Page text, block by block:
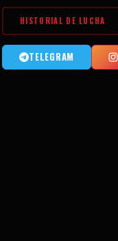
HISTORIAL DE LUCHA
TELEGRAM